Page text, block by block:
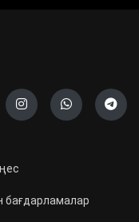
бағдарламалар